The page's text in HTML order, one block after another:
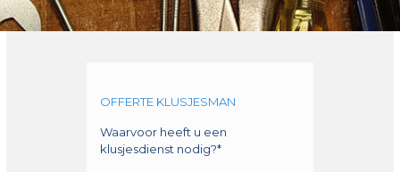
OFFERTE KLUSJESMAN
Waarvoor heeft u een
klusjesdienst nodig?*